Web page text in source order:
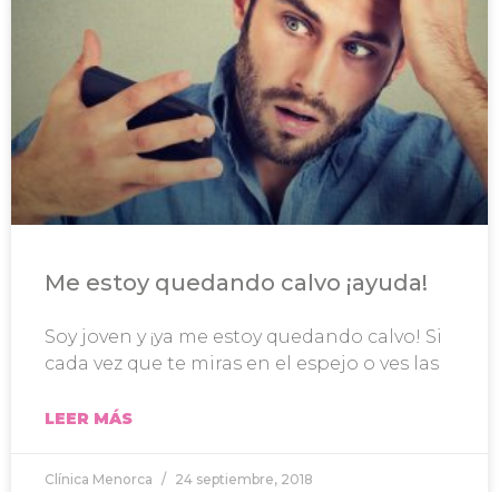
Me estoy quedando calvo ¡ayuda!
Soy joven y ¡ya me estoy quedando calvo! Si
cada vez que te miras en el espejo o ves las
LEER MÁS
Clínica Menorca 24 septiembre, 2018